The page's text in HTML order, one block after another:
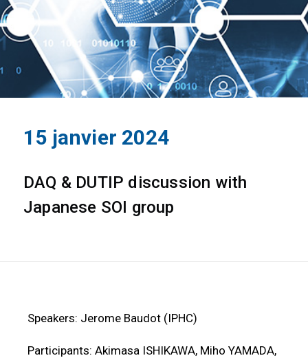
15 janvier 2024
DAQ & DUTIP discussion with
Japanese SOI group
Speakers: Jerome Baudot (IPHC)
Participants: Akimasa ISHIKAWA, Miho YAMADA,